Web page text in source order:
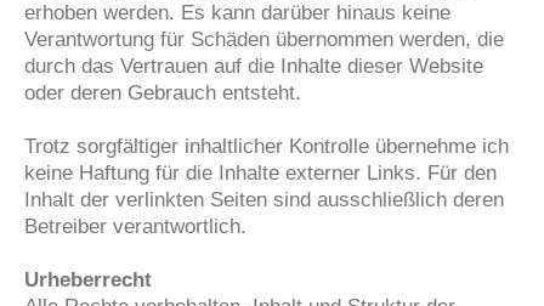
erhoben werden. Es kann darüber hinaus keine
Verantwortung für Schäden übernommen werden, die
durch das Vertrauen auf die Inhalte dieser Website
oder deren Gebrauch entsteht.
Trotz sorgfältiger inhaltlicher Kontrolle übernehme ich
keine Haftung für die Inhalte externer Links. Für den
Inhalt der verlinkten Seiten sind ausschließlich deren
Betreiber verantwortlich.
Urheberrecht